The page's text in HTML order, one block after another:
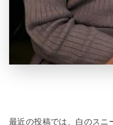
最近の投稿では、白のスニ